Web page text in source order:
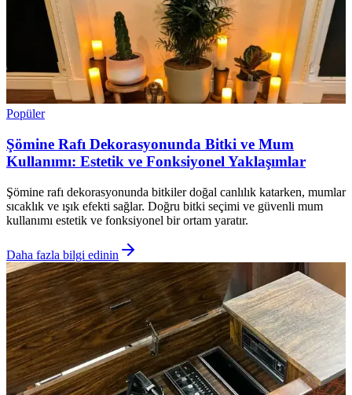
Popüler
Şömine Rafı Dekorasyonunda Bitki ve Mum
Kullanımı: Estetik ve Fonksiyonel Yaklaşımlar
Şömine rafı dekorasyonunda bitkiler doğal canlılık katarken, mumlar
sıcaklık ve ışık efekti sağlar. Doğru bitki seçimi ve güvenli mum
kullanımı estetik ve fonksiyonel bir ortam yaratır.
Daha fazla bilgi edinin